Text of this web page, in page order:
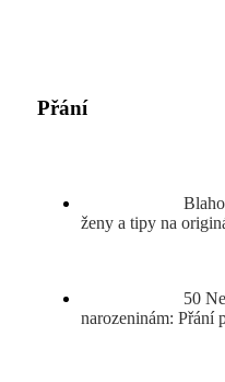
Přání
ženy a tipy na
50
narozeninám: Přání